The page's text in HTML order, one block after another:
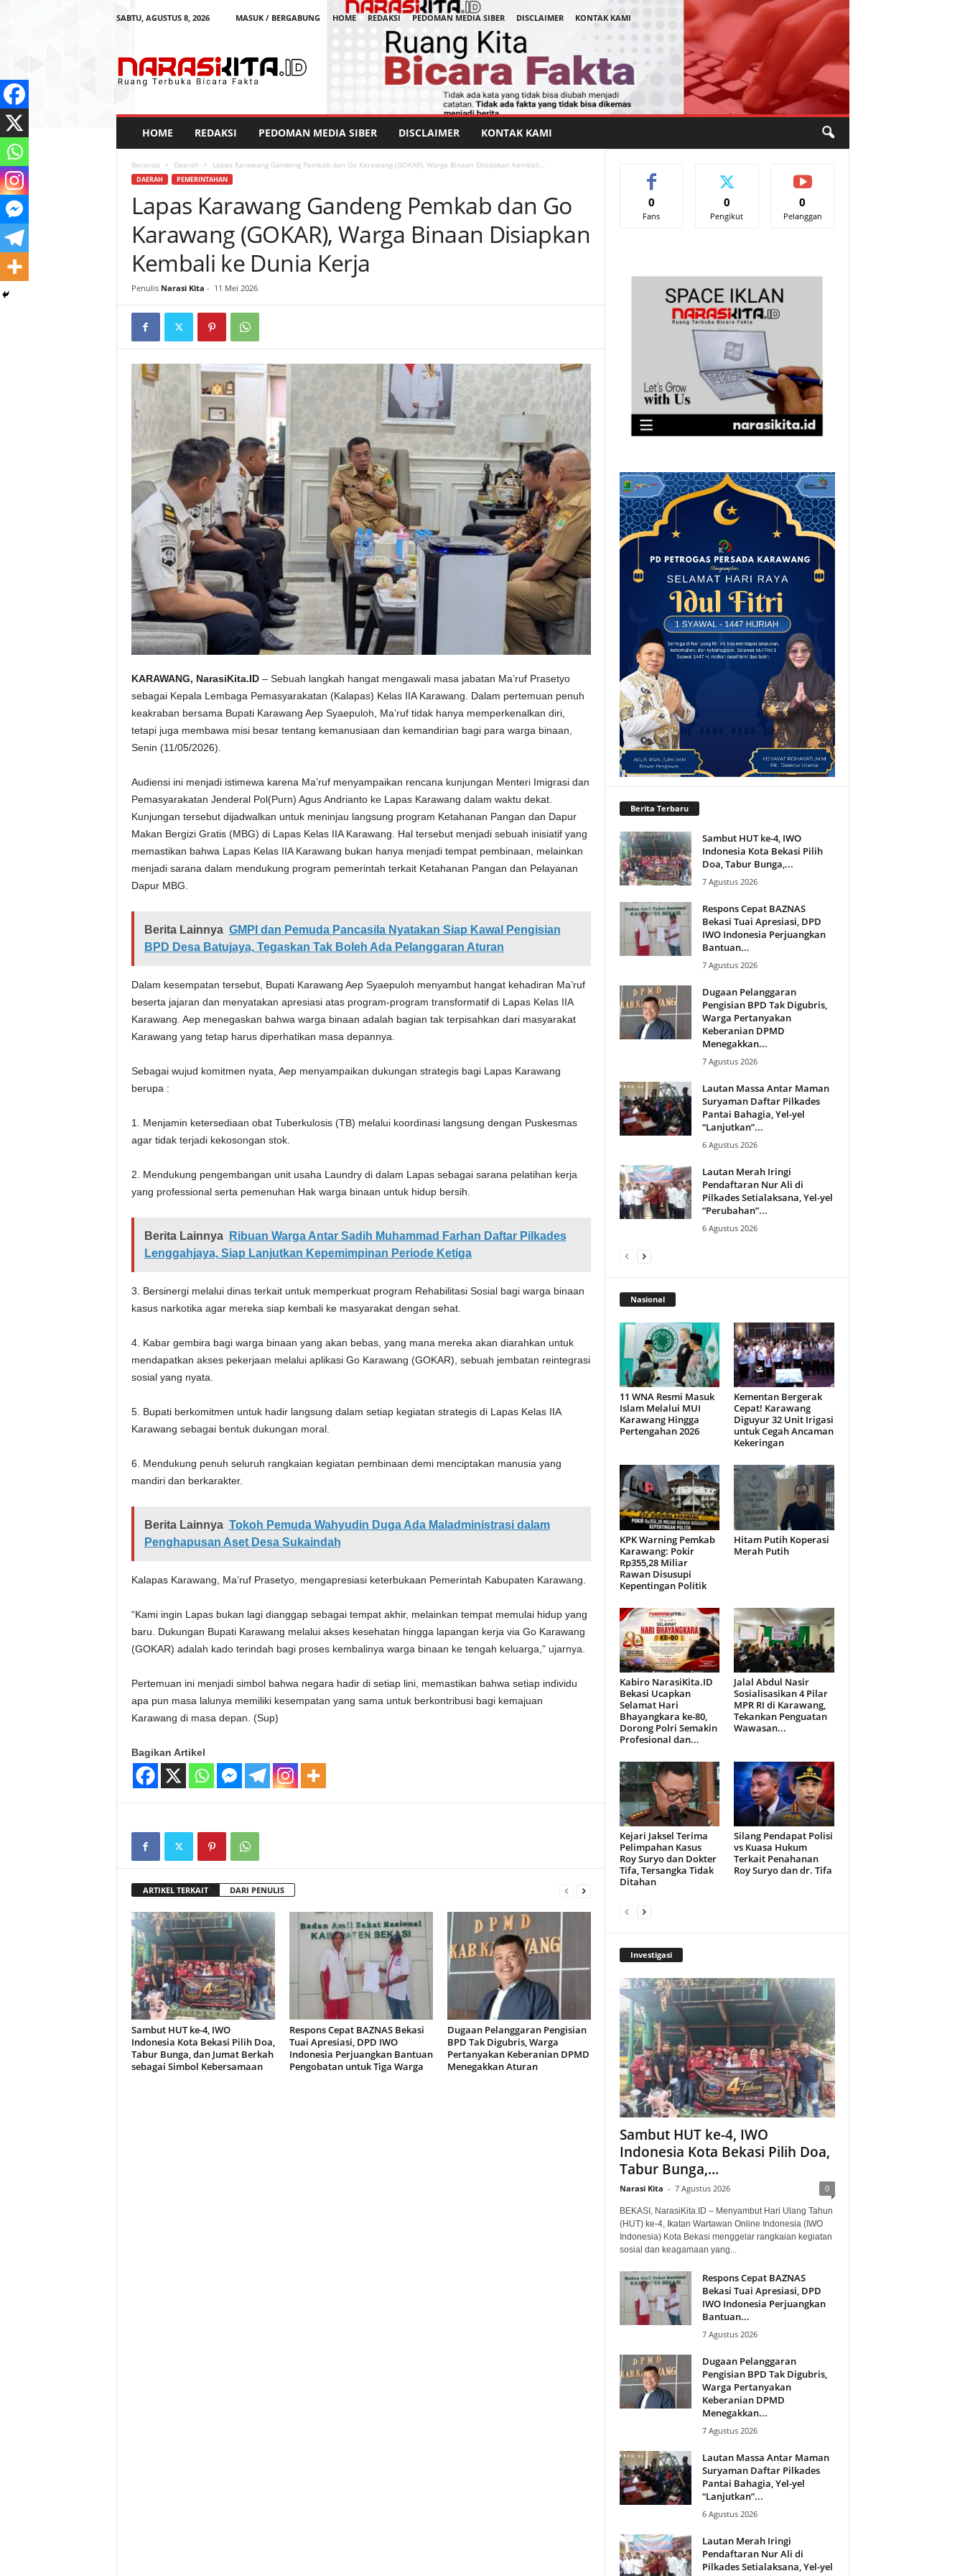
SABTU, AGUSTUS 8, 2026 MASUK / BERGABUNG HOME REDAKSI PEDOMAN MEDIA SIBER DISCLAIMER
KONTAK KAMI
a
HOME REDAKSI PEDOMAN MEDIA SIBER DISCLAIMER KONTAK KAMI
Beranda Daerah Lapas Karawang Gandeng Pemkab dan Go Karawang (GOKAR), Warga Binaan Disiapkan Kembali...
DAERAH PEMERINTAHAN
Lapas Karawang Gandeng Pemkab dan Go
Karawang (GOKAR), Warga Binaan Disiapkan
Kembali ke Dunia Kerja
Penulis Narasi Kita - 11 Mei 2026
KARAWANG, NarasiKita.ID– Sebuah langkah hangat mengawali masa jabatan Ma’ruf Prasetyo
sebagai Kepala Lembaga Pemasyarakatan (Kalapas) Kelas IIA Karawang. Dalam pertemuan penuh
keakraban bersama Bupati Karawang Aep Syaepuloh, Ma’ruf tidak hanya memperkenalkan diri,
tetapi juga membawa misi besar tentang kemanusiaan dan kemandirian bagi para warga binaan,
Senin (11/05/2026).
Audiensi ini menjadi istimewa karena Ma’ruf menyampaikan rencana kunjungan Menteri Imigrasi dan
Pemasyarakatan Jenderal Pol(Purn) Agus Andrianto ke Lapas Karawang dalam waktu dekat.
Kunjungan tersebut dijadwalkan untuk meninjau langsung program Ketahanan Pangan dan Dapur
Makan Bergizi Gratis (MBG) di Lapas Kelas IIA Karawang. Hal tersebut menjadi sebuah inisiatif yang
memastikan bahwa Lapas Kelas IIA Karawang bukan hanya menjadi tempat pembinaan, melainkan
menjadi sarana dalam mendukung program pemerintah terkait Ketahanan Pangan dan Pelayanan
Dapur MBG.
Berita Lainnya GMPI dan Pemuda Pancasila Nyatakan Siap Kawal Pengisian
BPD Desa Batujaya, Tegaskan Tak Boleh Ada Pelanggaran Aturan
Dalam kesempatan tersebut, Bupati Karawang Aep Syaepuloh menyambut hangat kehadiran Ma’ruf
beserta jajaran dan menyatakan apresiasi atas program-program transformatif di Lapas Kelas IIA
Karawang. Aep menegaskan bahwa warga binaan adalah bagian tak terpisahkan dari masyarakat
Karawang yang tetap harus diperhatikan masa depannya.
Sebagai wujud komitmen nyata, Aep menyampaikan dukungan strategis bagi Lapas Karawang
berupa :
1. Menjamin ketersediaan obat Tuberkulosis (TB) melalui koordinasi langsung dengan Puskesmas
agar tidak terjadi kekosongan stok.
2. Mendukung pengembangan unit usaha Laundry di dalam Lapas sebagai sarana pelatihan kerja
yang professional serta pemenuhan Hak warga binaan untuk hidup bersih.
Berita Lainnya
Ribuan Warga Antar Sadih Muhammad Farhan Daftar Pilkades
Lenggahjaya, Siap Lanjutkan Kepemimpinan Periode Ketiga
3. Bersinergi melalui dinas terkait untuk memperkuat program Rehabilitasi Sosial bagi warga binaan
kasus narkotika agar mereka siap kembali ke masyarakat dengan sehat.
4. Kabar gembira bagi warga binaan yang akan bebas, yang mana mereka akan diarahkan untuk
mendapatkan akses pekerjaan melalui aplikasi Go Karawang (GOKAR), sebuah jembatan reintegrasi
sosial yang nyata.
5. Bupati berkomitmen untuk hadir langsung dalam setiap kegiatan strategis di Lapas Kelas IIA
Karawang sebagai bentuk dukungan moral.
6. Mendukung penuh seluruh rangkaian kegiatan pembinaan demi menciptakan manusia yang
mandiri dan berkarakter.
Berita Lainnya Tokoh Pemuda Wahyudin Duga Ada Maladministrasi dalam
Penghapusan Aset Desa Sukaindah
Kalapas Karawang, Ma’ruf Prasetyo, mengapresiasi keterbukaan Pemerintah Kabupaten Karawang.
“Kami ingin Lapas bukan lagi dianggap sebagai tempat akhir, melainkan tempat memulai hidup yang
baru. Dukungan Bupati Karawang melalui akses kesehatan hingga lapangan kerja via Go Karawang
(GOKAR) adalah kado terindah bagi proses kembalinya warga binaan ke tengah keluarga,” ujarnya.
Pertemuan ini menjadi simbol bahwa negara hadir di setiap lini, memastikan bahwa setiap individu
apa pun masa lalunya memiliki kesempatan yang sama untuk berkontribusi bagi kemajuan
Karawang di masa depan. (Sup)
Bagikan Artikel
ARTIKEL TERKAIT DARI PENULIS
Sambut HUT ke-4, IWO
Indonesia Kota Bekasi Pilih Doa,
Tabur Bunga, dan Jumat Berkah
sebagai Simbol Kebersamaan
Respons Cepat BAZNAS Bekasi
Tuai Apresiasi, DPD IWO
Indonesia Perjuangkan Bantuan
Pengobatan untuk Tiga Warga
Dugaan Pelanggaran Pengisian
BPD Tak Digubris, Warga
Pertanyakan Keberanian DPMD
Menegakkan Aturan
0
Fans
0
Pengikut
0
Pelanggan
Berita Terbaru
Sambut HUT ke-4, IWO
Indonesia Kota Bekasi Pilih
Doa, Tabur Bunga,...
7 Agustus 2026
Respons Cepat BAZNAS
Bekasi Tuai Apresiasi, DPD
IWO Indonesia Perjuangkan
Bantuan...
7 Agustus 2026
Dugaan Pelanggaran
Pengisian BPD Tak Digubris,
Warga Pertanyakan
Keberanian DPMD
Menegakkan...
7 Agustus 2026
Lautan Massa Antar Maman
Suryaman Daftar Pilkades
Pantai Bahagia, Yel-yel
“Lanjutkan”...
6 Agustus 2026
Lautan Merah Iringi
Pendaftaran Nur Ali di
Pilkades Setialaksana, Yel-yel
“Perubahan”...
6 Agustus 2026
Nasional
11 WNA Resmi Masuk
Islam Melalui MUI
Karawang Hingga
Pertengahan 2026
Kementan Bergerak
Cepat! Karawang
Diguyur 32 Unit Irigasi
untuk Cegah Ancaman
Kekeringan
KPK Warning Pemkab
Karawang: Pokir
Rp355,28 Miliar
Rawan Disusupi
Kepentingan Politik
Hitam Putih Koperasi
Merah Putih
Kabiro NarasiKita.ID
Bekasi Ucapkan
Selamat Hari
Bhayangkara ke-80,
Dorong Polri Semakin
Profesional dan...
Jalal Abdul Nasir
Sosialisasikan 4 Pilar
MPR RI di Karawang,
Tekankan Penguatan
Wawasan...
Kejari Jaksel Terima
Pelimpahan Kasus
Roy Suryo dan Dokter
Tifa, Tersangka Tidak
Ditahan
Silang Pendapat Polisi
vs Kuasa Hukum
Terkait Penahanan
Roy Suryo dan dr. Tifa
Investigasi
Sambut HUT ke-4, IWO
Indonesia Kota Bekasi Pilih Doa,
Tabur Bunga,...
Narasi Kita - 7 Agustus 2026 0
BEKASI, NarasiKita.ID – Menyambut Hari Ulang Tahun
(HUT) ke-4, Ikatan Wartawan Online Indonesia (IWO
Indonesia) Kota Bekasi menggelar rangkaian kegiatan
sosial dan keagamaan yang...
Respons Cepat BAZNAS
Bekasi Tuai Apresiasi, DPD
IWO Indonesia Perjuangkan
Bantuan...
7 Agustus 2026
Dugaan Pelanggaran
Pengisian BPD Tak Digubris,
Warga Pertanyakan
Keberanian DPMD
Menegakkan...
7 Agustus 2026
Lautan Massa Antar Maman
Suryaman Daftar Pilkades
Pantai Bahagia, Yel-yel
“Lanjutkan”...
6 Agustus 2026
Lautan Merah Iringi
Pendaftaran Nur Ali di
Pilkades Setialaksana, Yel-yel